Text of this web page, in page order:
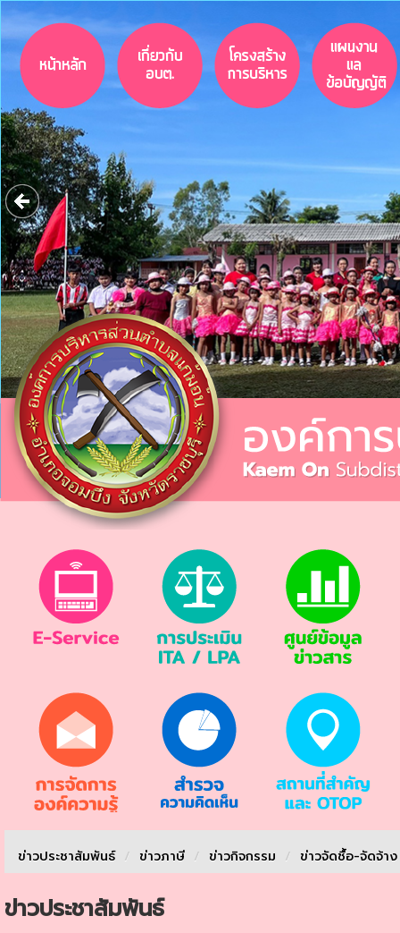
ข่าวประชาสัมพันธ์ / ข่าวภาษี / ข่าวกิจกรรม / ข่าวจัดชื้อ-จัดจ้า
ข่าวประชาสัมพันธ์